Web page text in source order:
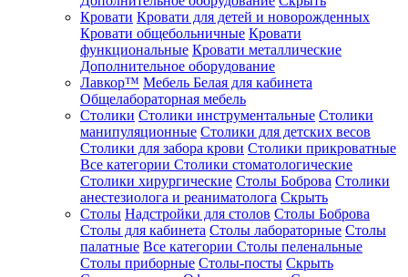
Кровати Кровати для детей и новорожденных
Кровати общебольничные Кровати
функциональные Кровати металлические
Дополнительное оборудование
Лавкор™ Мебель Белая для кабинета
Общелабораторная мебель
Столики Столики инструментальные Столики
манипуляционные Столики для детских весов
Столики для забора крови Столики прикроватные
Все категории Столики стоматологические
Столики хирургические Столы Боброва Столики
анестезиолога и реаниматолога Скрыть
Столы Надстройки для столов Столы Боброва
Столы для кабинета Столы лабораторные Столы
палатные Все категории Столы пеленальные
Столы приборные Столы-посты Скрыть